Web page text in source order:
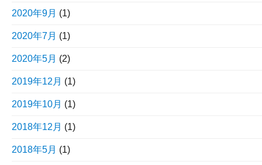
2020年9月 (1)
2020年7月 (1)
2020年5月 (2)
2019年12月 (1)
2019年10月 (1)
2018年12月 (1)
2018年5月 (1)